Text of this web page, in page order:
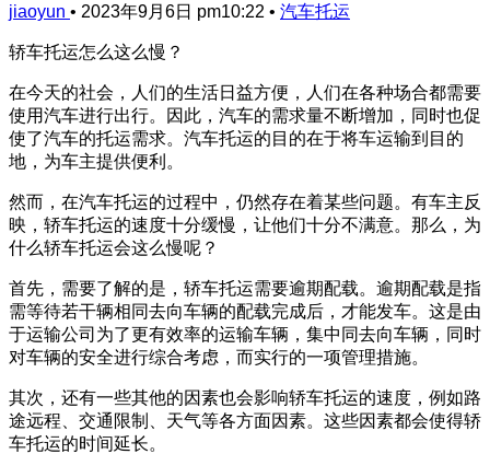
jiaoyun • 2023年9月6日 pm10:22 • 汽车托运
轿车托运怎么这么慢？
在今天的社会，人们的生活日益方便，人们在各种场合都需要
使用汽车进行出行。因此，汽车的需求量不断增加，同时也促
使了汽车的托运需求。汽车托运的目的在于将车运输到目的
地，为车主提供便利。
然而，在汽车托运的过程中，仍然存在着某些问题。有车主反
映，轿车托运的速度十分缓慢，让他们十分不满意。那么，为
什么轿车托运会这么慢呢？
首先，需要了解的是，轿车托运需要逾期配载。逾期配载是指
需等待若干辆相同去向车辆的配载完成后，才能发车。这是由
于运输公司为了更有效率的运输车辆，集中同去向车辆，同时
对车辆的安全进行综合考虑，而实行的一项管理措施。
其次，还有一些其他的因素也会影响轿车托运的速度，例如路
途远程、交通限制、天气等各方面因素。这些因素都会使得轿
车托运的时间延长。